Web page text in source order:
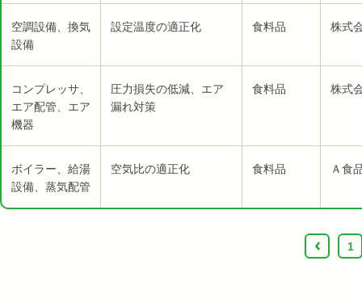
空調設備、換気
設備
設定温度の適正化 食料品 株式
コンプレッサ、
エア配管、エア
機器
圧力損失の低減、エア
漏れ対策
食料品 株式
ボイラー、給湯
設備、蒸気配管
空気比の適正化 食料品 Ａ食
‹ 1